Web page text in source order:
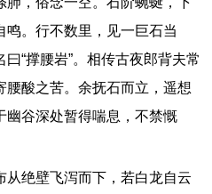
鸣。行不数里，见一巨石当
“撑腰岩”。相传古夜郎背夫常
酸之苦。余抚石而立，遥想
幽谷深处暂得喘息，不禁慨
从绝壁飞泻而下，若白龙自云